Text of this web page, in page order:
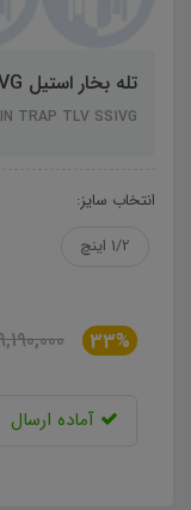
تله بخار استیل TLV SS1VG
TRAP TLV SS1VG
انتخاب سایز:
1/2 اینچ
33%
آماده ارسال